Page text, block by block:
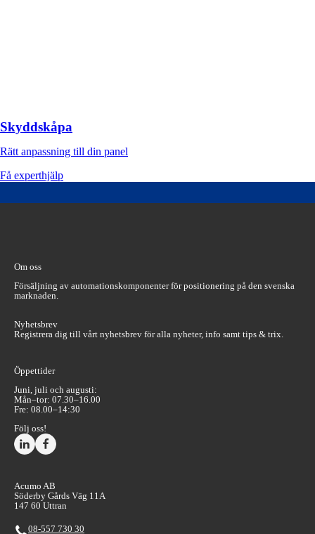
Skyddskåpa
Rätt anpassning till din panel
Få experthjälp
Om oss
Försäljning av automationskomponenter för positionering på den svenska
marknaden.
Nyhetsbrev
Registrera dig till vårt nyhetsbrev för alla nyheter, info samt tips & trix.
Öppettider
Juni, juli och augusti:
Mån–tor: 07.30–16.00
Fre: 08.00–14:30
Följ oss!
Acumo AB
Söderby Gårds Väg 11A
147 60 Uttran
08-557 730 30